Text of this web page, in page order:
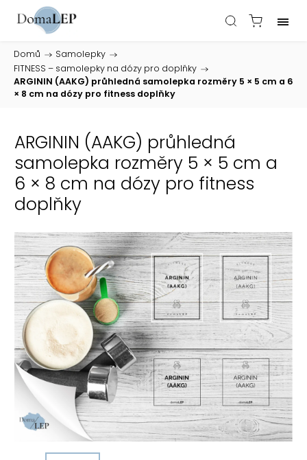
Domů / Samolepky /
FITNESS – samolepky na dózy pro doplňky /
ARGININ (AAKG) průhledná samolepka rozměry 5 × 5 cm a 6
× 8 cm na dózy pro fitness doplňky
ARGININ (AAKG) průhledná
samolepka rozměry 5 × 5 cm a
6 × 8 cm na dózy pro fitness
doplňky